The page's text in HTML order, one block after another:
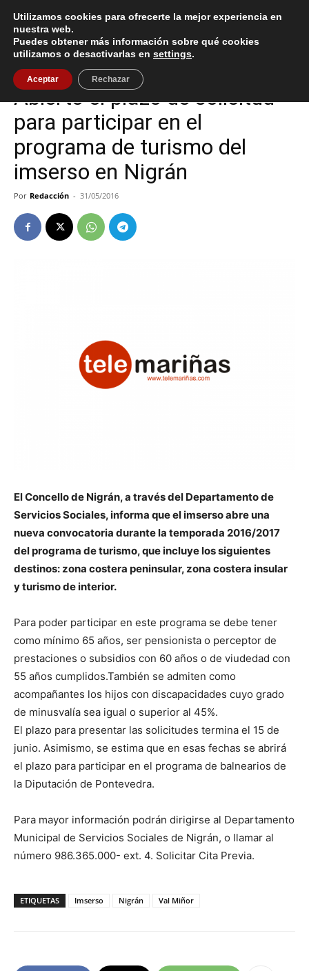
Inicio Nigrán
Nigrán
Abierto el plazo de solicitud
para participar en el
programa de turismo del
imserso en Nigrán
Por Redacción - 31/05/2016
El Concello de Nigrán, a través del Departamento de
Servicios Sociales, informa que el imserso abre una
nueva convocatoria durante la temporada 2016/2017
del programa de turismo, que incluye los siguientes
destinos: zona costera peninsular, zona costera insular
y turismo de interior.
Para poder participar en este programa se debe tener
como mínimo 65 años, ser pensionista o perceptor de
prestaciones o subsidios con 60 años o de viudedad con
55 años cumplidos.También se admiten como
acompañantes los hijos con discapacidades cuyo grado
de minusvalía sea igual o superior al 45%.
El plazo para presentar las solicitudes termina el 15 de
junio. Asimismo, se estima que en esas fechas se abrirá
el plazo para participar en el programa de balnearios de
la Diputación de Pontevedra.
Para mayor información podrán dirigirse al Departamento
Municipal de Servicios Sociales de Nigrán, o llamar al
número 986.365.000- ext. 4. Solicitar Cita Previa.
ETIQUETAS Imserso Nigrán Val Miñor
Utilizamos cookies para ofrecerte la mejor experiencia en
nuestra web.
Puedes obtener más información sobre qué cookies
utilizamos o desactivarlas en settings.
Aceptar Rechazar